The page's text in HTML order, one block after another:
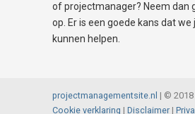
of projectmanager? Neem dan
op. Er is een goede kans dat we
kunnen helpen.
projectmanagementsite.nl | © 2018
Cookie verklaring | Disclaimer |